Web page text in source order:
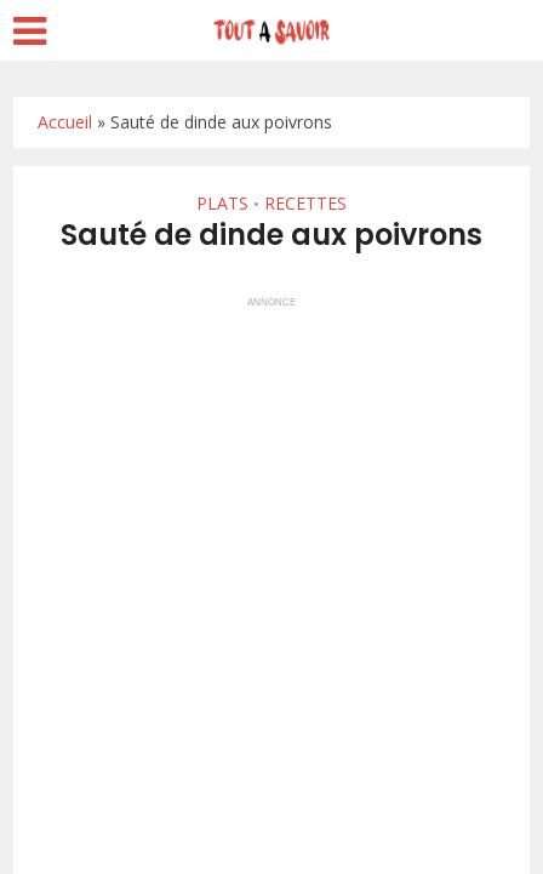
Accueil »Sauté de dinde aux poivrons
PLATS • RECETTES
Sauté de dinde aux poivrons
ANNONCE